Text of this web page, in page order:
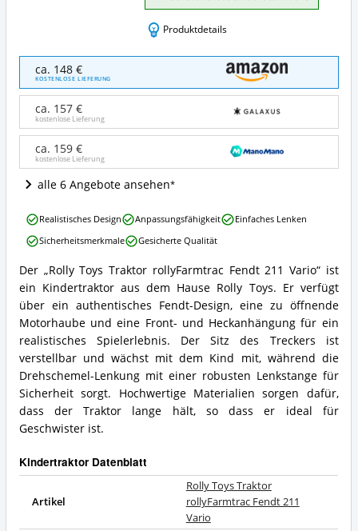
Produktdetails
Toys
Traktor
rollyFarmtrac
Fendt
211
Vario
Angebote:
Wo
ist
Kindertraktor
erhältlich?
ca. 148 €
KOSTENLOSE LIEFERUNG
ca. 157 €
kostenlose Lieferung
ca. 159 €
kostenlose Lieferung
alle 6 Angebote ansehen
Rolly
Toys
Traktor
rollyFarmtrac
Fendt
211
Vario
Zusammenfassung:
Was
bietet
dieser
Kindertraktor?
Der „Rolly Toys Traktor rollyFarmtrac Fendt 211 Vario“ ist
ein Kindertraktor aus dem Hause Rolly Toys. Er verfügt
über ein authentisches Fendt-Design, eine zu öffnende
Motorhaube und eine Front- und Heckanhängung für ein
realistisches Spielerlebnis. Der Sitz des Treckers ist
verstellbar und wächst mit dem Kind mit, während die
Drehschemel-Lenkung mit einer robusten Lenkstange für
Sicherheit sorgt. Hochwertige Materialien sorgen dafür,
dass der Traktor lange hält, so dass er ideal für
Geschwister ist.
Kindertraktor Datenblatt
Artikel
Rolly Toys Traktor
rollyFarmtrac Fendt 211
Vario
Rolly
Toys
Traktor
Fendt
211
Vario
Vorteile:
Was
spricht
für
diesen
Kindertraktor?
Realistisches Design Anpassungsfähigkeit
Einfaches Lenken
Sicherheitsmerkmale
Gesicherte Qualität